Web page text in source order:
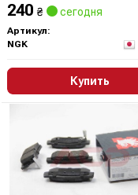
240 ₴ сегодня
Артикул:
NGK
Купить